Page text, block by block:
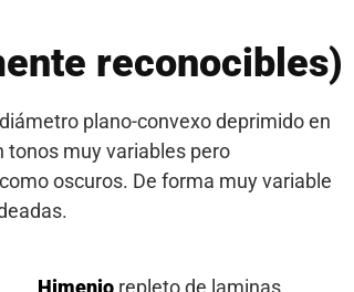
reconocibles)
plano-convexo deprimido en
tonos muy variables pero
oscuros. De forma muy variable